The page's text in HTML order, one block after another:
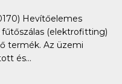
Hevítőelemes
(elektrofitting)
termék. Az üzemi
és...